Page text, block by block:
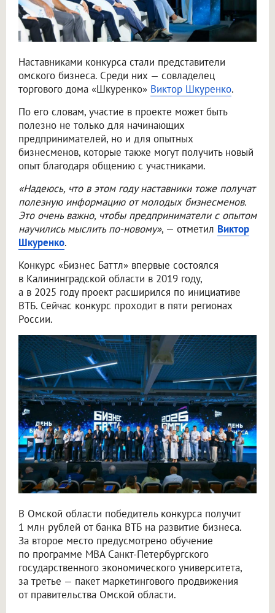
Наставниками конкурса стали представители
омского бизнеса. Среди них — совладелец
торгового дома «Шкуренко» Виктор Шкуренко.
По его словам, участие в проекте может быть
полезно не только для начинающих
предпринимателей, но и для опытных
бизнесменов, которые также могут получить новый
опыт благодаря общению с участниками.
«Надеюсь, что в этом году наставники тоже получат
полезную информацию от молодых бизнесменов.
Это очень важно, чтобы предприниматели с опытом
научились мыслить по-новому», — отметил Виктор
Шкуренко.
Конкурс «Бизнес Баттл» впервые состоялся
в Калининградской области в 2019 году,
а в 2025 году проект расширился по инициативе
ВТБ. Сейчас конкурс проходит в пяти регионах
России.
В Омской области победитель конкурса получит
1 млн рублей от банка ВТБ на развитие бизнеса.
За второе место предусмотрено обучение
по программе MBA Санкт-Петербургского
государственного экономического университета,
за третье — пакет маркетингового продвижения
от правительства Омской области.